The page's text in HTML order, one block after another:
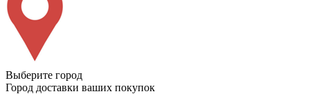
Выберите город
Город доставки ваших покупок